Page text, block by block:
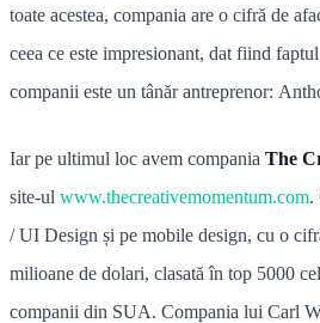
toate acestea, compania are o cifră de
ceea ce este impresionant, dat fiind
companii este un tânăr antreprenor:
Iar pe ultimul loc avem compania The
site-ul www.thecreativemomentum.com.
/ UI Design și pe mobile design, cu o
milioane de dolari, clasată în top 5000
companii din SUA. Compania lui Carl